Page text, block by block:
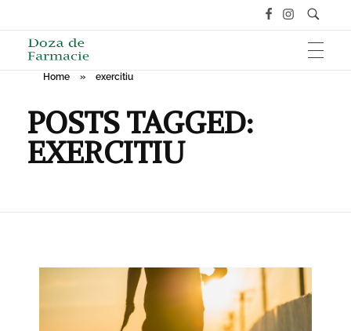
SĂNĂTATE
ÎNGRIJIRE ȘI FRUMUSEȚE
Home » exercitiu
POSTS TAGGED:
EXERCITIU